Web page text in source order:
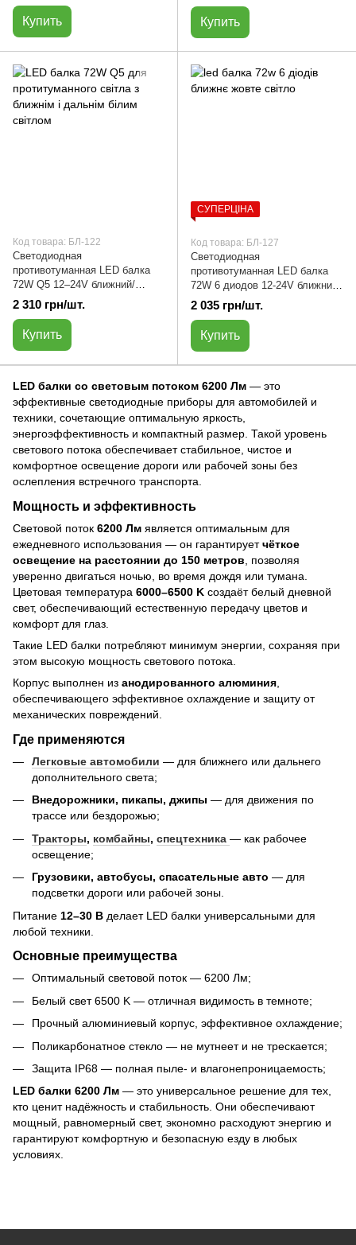
Купить Купить
Код товара: БЛ-122
Светодиодная
противотуманная LED балка
72W Q5 12–24V ближний/
дальний белый свет | БЛ-122
2 310 грн/шт.
Купить
СУПЕРЦІНА
Код товара: БЛ-127
Светодиодная
противотуманная LED балка
72W 6 диодов 12-24V ближний
/дальний желтый /белый свет |
БЛ-127
2 035 грн/шт.
Купить
LED балки со световым потоком 6200 Лм — это
эффективные светодиодные приборы для автомобилей и
техники, сочетающие оптимальную яркость,
энергоэффективность и компактный размер. Такой уровень
светового потока обеспечивает стабильное, чистое и
комфортное освещение дороги или рабочей зоны без
ослепления встречного транспорта.
Мощность и эффективность
Световой поток 6200 Лм является оптимальным для
ежедневного использования — он гарантируетчёткое
освещение на расстоянии до 150 метров, позволяя
уверенно двигаться ночью, во время дождя или тумана.
Цветовая температура 6000–6500 K создаёт белый дневной
свет, обеспечивающий естественную передачу цветов и
комфорт для глаз.
Такие LED балки потребляют минимум энергии, сохраняя при
этом высокую мощность светового потока.
Корпус выполнен из анодированного алюминия,
обеспечивающего эффективное охлаждение и защиту от
механических повреждений.
Где применяются
Легковые автомобили — для ближнего или дальнего
дополнительного света;
Внедорожники, пикапы, джипы — для движения по
трассе или бездорожью;
Тракторы, комбайны, спецтехника — как рабочее
освещение;
Грузовики, автобусы, спасательные авто — для
подсветки дороги или рабочей зоны.
Питание 12–30 В делает LED балки универсальными для
любой техники.
Основные преимущества
Оптимальный световой поток — 6200 Лм;
Белый свет 6500 K — отличная видимость в темноте;
Прочный алюминиевый корпус, эффективное охлаждение;
Поликарбонатное стекло — не мутнеет и не трескается;
Защита IP68 — полная пыле- и влагонепроницаемость;
LED балки 6200 Лм — это универсальное решение для тех,
кто ценит надёжность и стабильность. Они обеспечивают
мощный, равномерный свет, экономно расходуют энергию и
гарантируют комфортную и безопасную езду в любых
условиях.